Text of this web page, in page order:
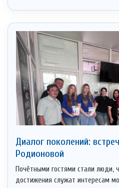
Диалог поколений:
Родионовой
Почётными гостями стали люди,
достижения служат интересам